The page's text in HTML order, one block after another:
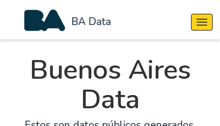
BA Data
Buenos Aires
Data